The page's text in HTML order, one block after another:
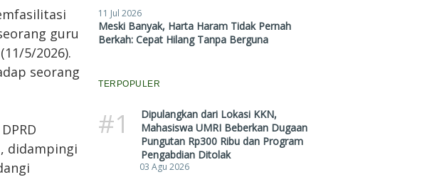
guru
5/2026).
seorang
didampingi
11 Jul 2026
Meski Banyak, Harta Haram Tidak Pernah
Berkah: Cepat Hilang Tanpa Berguna
TERPOPULER
#1
Dipulangkan dari Lokasi KKN,
Mahasiswa UMRI Beberkan Dugaan
Pungutan Rp300 Ribu dan Program
Pengabdian Ditolak
03 Agu 2026